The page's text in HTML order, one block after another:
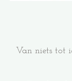
Van niets tot